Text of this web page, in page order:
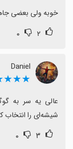
خوبه ولی بعضی
۲ ۰
Daniel
شیشه‌ای را انتخاب کن و تمام
۳ ۰